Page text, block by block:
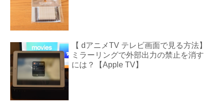
【 dアニメTV テレビ画面で見る方法】
ミラーリングで外部出力の禁止を消す
には？【Apple TV】